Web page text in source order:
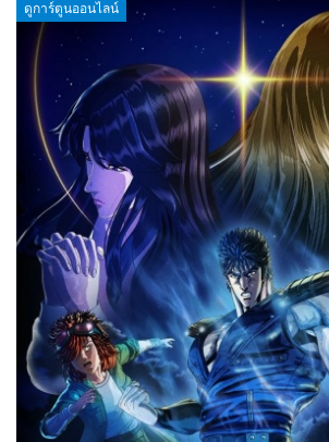
ดูการ์ตูนออนไลน์